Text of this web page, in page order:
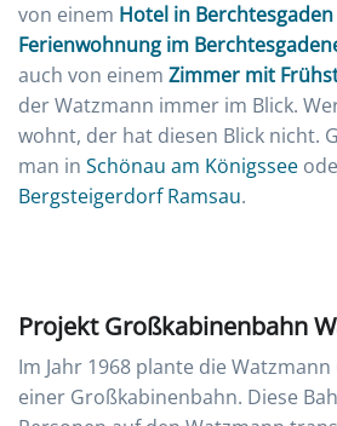
von einem Hotel in Berchtesgaden
Ferienwohnung im
auch von einem Zimmer mit
der Watzmann immer im Blick.
wohnt, der hat diesen Blick nicht.
man in Schönau am Königssee
Bergsteigerdorf Ramsau.
Projekt Großkabinenbahn
Im Jahr 1968 plante die
einer Großkabinenbahn. Diese